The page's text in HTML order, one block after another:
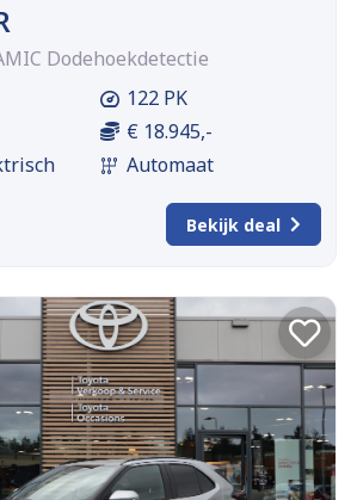
Dodehoekdetectie
122 PK
€ 18.945,-
Automaat
Bekijk deal